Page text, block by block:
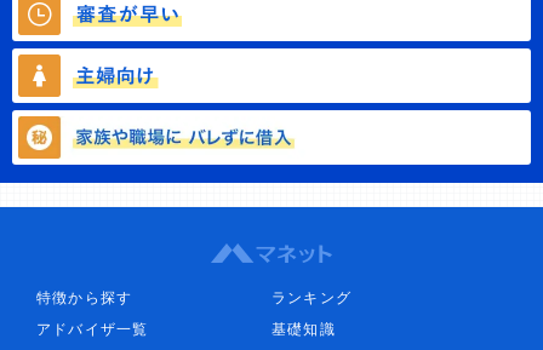
特徴から探す
ランキング
アドバイザ一覧
基礎知識